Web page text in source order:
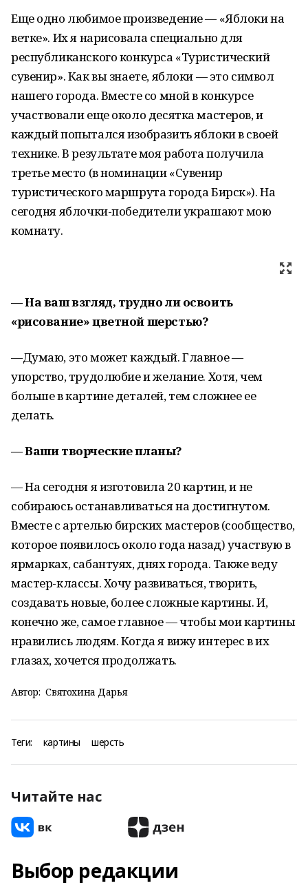
Еще одно любимое произведение — «Яблоки на
ветке». Их я нарисовала специально для
республиканского конкурса «Туристический
сувенир». Как вы знаете, яблоки — это символ
нашего города. Вместе со мной в конкурсе
участвовали еще около десятка мастеров, и
каждый попытался изобразить яблоки в своей
технике. В результате моя работа получила
третье место (в номинации «Сувенир
туристического маршрута города Бирск»). На
сегодня яблочки-победители украшают мою
комнату.
— На ваш взгляд, трудно ли освоить
«рисование» цветной шерстью?
—Думаю, это может каждый. Главное —
упорство, трудолюбие и желание. Хотя, чем
больше в картине деталей, тем сложнее ее
делать.
— Ваши творческие планы?
— На сегодня я изготовила 20 картин, и не
собираюсь останавливаться на достигнутом.
Вместе с артелью бирских мастеров (сообщество,
которое появилось около года назад) участвую в
ярмарках, сабантуях, днях города. Также веду
мастер-классы. Хочу развиваться, творить,
создавать новые, более сложные картины. И,
конечно же, самое главное — чтобы мои картины
нравились людям. Когда я вижу интерес в их
глазах, хочется продолжать.
Автор: Святохина Дарья
Теги: картины шерсть
Читайте нас
Выбор редакции